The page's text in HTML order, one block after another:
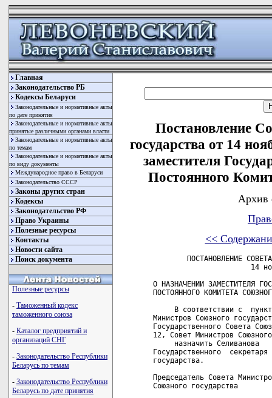
Главная
Законодательство РБ
Кодексы Беларуси
Законодательные и нормативные акты
по дате принятия
Законодательные и нормативные акты
принятые различными органами власти
Законодательные и нормативные акты
по темам
Законодательные и нормативные акты
по виду документы
Международное право в Беларуси
Законодательство СССР
Законы других стран
Кодексы
Законодательство РФ
Право Украины
Полезные ресурсы
Контакты
Новости сайта
Поиск документа
Полезные ресурсы
- Таможенный кодекс
таможенного союза
- Каталог предприятий и
организаций СНГ
- Законодательство Республики
Беларусь по темам
- Законодательство Республики
Беларусь по дате принятия
Постановление
государства от 14
заместителя
Постоянного
Архив
<<
ПОСТАНОВЛЕНИЕ
14
О НАЗНАЧЕНИИ ЗАМЕСТИТЕЛЯ
ПОСТОЯННОГО КОМИТЕТА
В соответствии с
Министров Союзного
Государственного Совета
12, Совет Министров
назначить Селиванова
Государственного
государства.
Председатель Совета
Союзного